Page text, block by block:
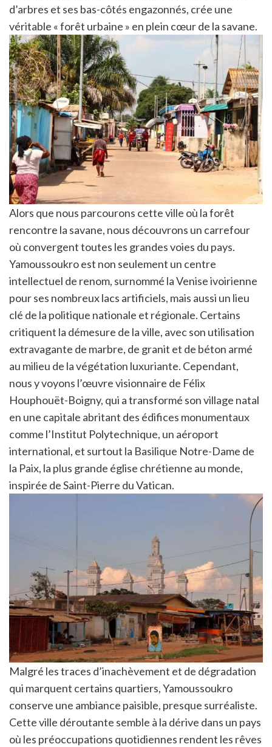
d’arbres et ses bas-côtés engazonnés, crée une
véritable « forêt urbaine » en plein cœur de la savane.
Alors que nous parcourons cette ville où la forêt
rencontre la savane, nous découvrons un carrefour
où convergent toutes les grandes voies du pays.
Yamoussoukro est non seulement un centre
intellectuel de renom, surnommé la Venise ivoirienne
pour ses nombreux lacs artificiels, mais aussi un lieu
clé de la politique nationale et régionale. Certains
critiquent la démesure de la ville, avec son utilisation
extravagante de marbre, de granit et de béton armé
au milieu de la végétation luxuriante. Cependant,
nous y voyons l’œuvre visionnaire de Félix
Houphouët-Boigny, qui a transformé son village natal
en une capitale abritant des édifices monumentaux
comme l’Institut Polytechnique, un aéroport
international, et surtout la Basilique Notre-Dame de
la Paix, la plus grande église chrétienne au monde,
inspirée de Saint-Pierre du Vatican.
Malgré les traces d’inachèvement et de dégradation
qui marquent certains quartiers, Yamoussoukro
conserve une ambiance paisible, presque surréaliste.
Cette ville déroutante semble à la dérive dans un pays
où les préoccupations quotidiennes rendent les rêves